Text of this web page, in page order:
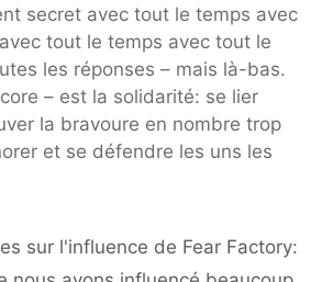
secret avec tout le temps avec
tout le temps avec tout le
les réponses – mais là-bas.
– est la solidarité: se lier
la bravoure en nombre trop
et se défendre les uns les
sur l'influence de Fear Factory: